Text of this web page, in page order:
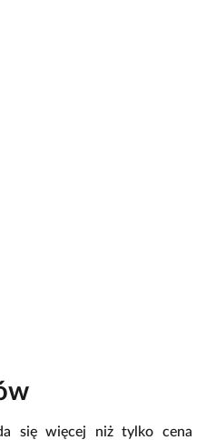
się więcej niż tylko cena